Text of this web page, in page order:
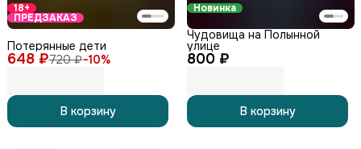
18+
ПРЕДЗАКАЗ
648 ₽720 ₽−10%
Потерянные дети
В корзину
Новинка
800 ₽
Чудовища на Полынной
улице
В корзину